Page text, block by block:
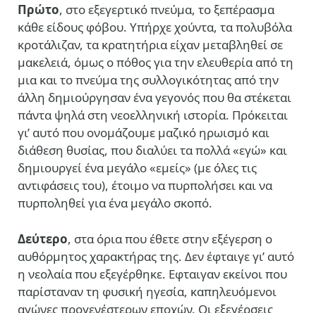
Πρώτο, στο εξεγερτικό πνεύμα, το ξεπέρασμα
κάθε είδους φόβου. Υπήρχε χούντα, τα πολυβόλα
κροτάλιζαν, τα κρατητήρια είχαν μεταβληθεί σε
μακελειά, όμως ο πόθος για την ελευθερία από τη
μια και το πνεύμα της συλλογικότητας από την
άλλη δημιούργησαν ένα γεγονός που θα στέκεται
πάντα ψηλά στη νεοελληνική ιστορία. Πρόκειται
γι’ αυτό που ονομάζουμε μαζικό ηρωισμό και
διάθεση θυσίας, που διαλύει τα πολλά «εγώ» και
δημιουργεί ένα μεγάλο «εμείς» (με όλες τις
αντιφάσεις του), έτοιμο να πυρπολήσει και να
πυρποληθεί για ένα μεγάλο σκοπό.
Δεύτερο, στα όρια που έθετε στην εξέγερση ο
αυθόρμητος χαρακτήρας της. Δεν έφταιγε γι’ αυτό
η νεολαία που εξεγέρθηκε. Εφταιγαν εκείνοι που
παρίσταναν τη φυσική ηγεσία, καπηλευόμενοι
αγώνες προγενέστερων εποχών. Oι εξεγέρσεις